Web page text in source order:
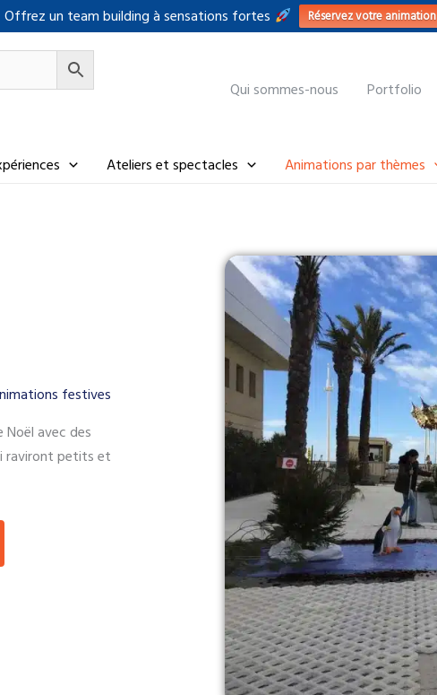
Offrez un team building à sensations fortes Réservez votre animation
Qui sommes-nous
Portfolio
Ateliers et spectacles Animations par thèmes
festives
Noël avec des
raviront petits et